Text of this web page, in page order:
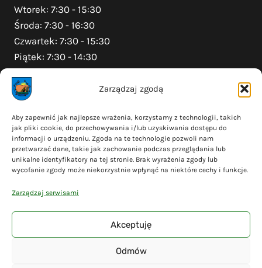
Zarządzaj zgodą
Aby zapewnić jak najlepsze wrażenia, korzystamy z technologii, takich
jak pliki cookie, do przechowywania i/lub uzyskiwania dostępu do
informacji o urządzeniu. Zgoda na te technologie pozwoli nam
przetwarzać dane, takie jak zachowanie podczas przeglądania lub
unikalne identyfikatory na tej stronie. Brak wyrażenia zgody lub
wycofanie zgody może niekorzystnie wpłynąć na niektóre cechy i funkcje.
Zarządzaj serwisami
Akceptuję
Odmów
Wtorek: 7:30 - 15:30
Środa: 7:30 - 16:30
Czwartek: 7:30 - 15:30
Piątek: 7:30 - 14:30
Na skróty
Polityka prywatności
Polityka plików cookies (EU)
Deklaracja dostępności
Mapa serwisu